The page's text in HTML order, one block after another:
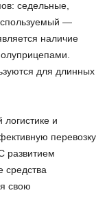
седельные,
—
наличие
для длинных
и
перевозку
развитием
средства
свою